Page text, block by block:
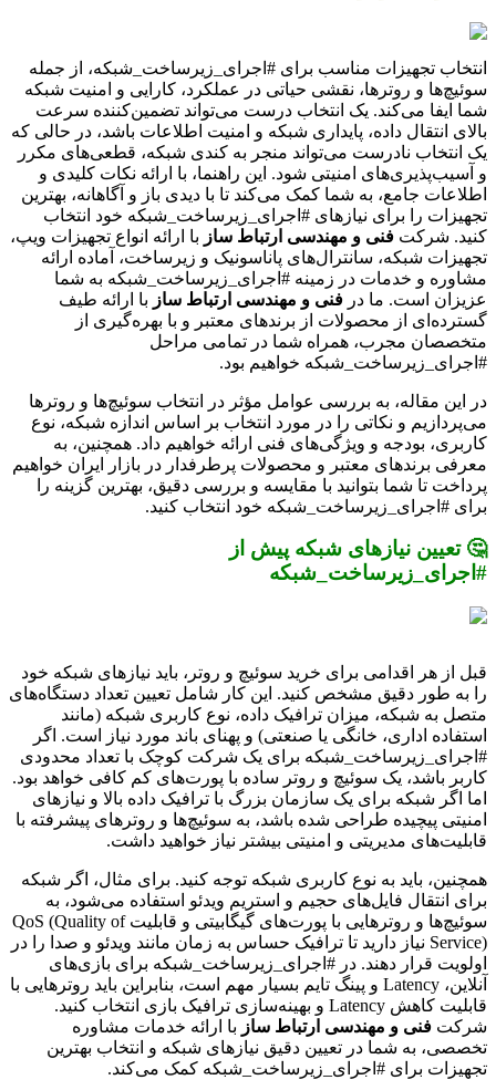
انتخاب تجهیزات مناسب برای #اجرای_زیرساخت_شبکه، از جمله
سوئیچ‌ها و روترها، نقشی حیاتی در عملکرد، کارایی و امنیت شبکه
شما ایفا می‌کند. یک انتخاب درست می‌تواند تضمین‌کننده سرعت
بالای انتقال داده، پایداری شبکه و امنیت اطلاعات باشد، در حالی که
یک انتخاب نادرست می‌تواند منجر به کندی شبکه، قطعی‌های مکرر
و آسیب‌پذیری‌های امنیتی شود. این راهنما، با ارائه نکات کلیدی و
اطلاعات جامع، به شما کمک می‌کند تا با دیدی باز و آگاهانه، بهترین
تجهیزات را برای نیازهای #اجرای_زیرساخت_شبکه خود انتخاب
کنید. شرکت فنی و مهندسی ارتباط ساز با ارائه انواع تجهیزات ویپ،
تجهیزات شبکه، سانترال‌های پاناسونیک و زیرساخت، آماده ارائه
مشاوره و خدمات در زمینه #اجرای_زیرساخت_شبکه به شما
عزیزان است. ما در فنی و مهندسی ارتباط ساز با ارائه طیف
گسترده‌ای از محصولات از برندهای معتبر و با بهره‌گیری از
متخصصان مجرب، همراه شما در تمامی مراحل
#اجرای_زیرساخت_شبکه خواهیم بود.
در این مقاله، به بررسی عوامل مؤثر در انتخاب سوئیچ‌ها و روترها
می‌پردازیم و نکاتی را در مورد انتخاب بر اساس اندازه شبکه، نوع
کاربری، بودجه و ویژگی‌های فنی ارائه خواهیم داد. همچنین، به
معرفی برندهای معتبر و محصولات پرطرفدار در بازار ایران خواهیم
پرداخت تا شما بتوانید با مقایسه و بررسی دقیق، بهترین گزینه را
برای #اجرای_زیرساخت_شبکه خود انتخاب کنید.
🤔 تعیین نیازهای شبکه پیش از
#اجرای_زیرساخت_شبکه
قبل از هر اقدامی برای خرید سوئیچ و روتر، باید نیازهای شبکه خود
را به طور دقیق مشخص کنید. این کار شامل تعیین تعداد دستگاه‌های
متصل به شبکه، میزان ترافیک داده، نوع کاربری شبکه (مانند
استفاده اداری، خانگی یا صنعتی) و پهنای باند مورد نیاز است. اگر
#اجرای_زیرساخت_شبکه برای یک شرکت کوچک با تعداد محدودی
کاربر باشد، یک سوئیچ و روتر ساده با پورت‌های کم کافی خواهد بود.
اما اگر شبکه برای یک سازمان بزرگ با ترافیک داده بالا و نیازهای
امنیتی پیچیده طراحی شده باشد، به سوئیچ‌ها و روترهای پیشرفته با
قابلیت‌های مدیریتی و امنیتی بیشتر نیاز خواهید داشت.
همچنین، باید به نوع کاربری شبکه توجه کنید. برای مثال، اگر شبکه
برای انتقال فایل‌های حجیم و استریم ویدئو استفاده می‌شود، به
سوئیچ‌ها و روترهایی با پورت‌های گیگابیتی و قابلیت QoS (Quality of
Service) نیاز دارید تا ترافیک حساس به زمان مانند ویدئو و صدا را در
اولویت قرار دهند. در #اجرای_زیرساخت_شبکه برای بازی‌های
آنلاین، Latency و پینگ تایم بسیار مهم است، بنابراین باید روترهایی با
قابلیت کاهش Latency و بهینه‌سازی ترافیک بازی انتخاب کنید.
شرکت فنی و مهندسی ارتباط ساز با ارائه خدمات مشاوره
تخصصی، به شما در تعیین دقیق نیازهای شبکه و انتخاب بهترین
تجهیزات برای #اجرای_زیرساخت_شبکه کمک می‌کند.